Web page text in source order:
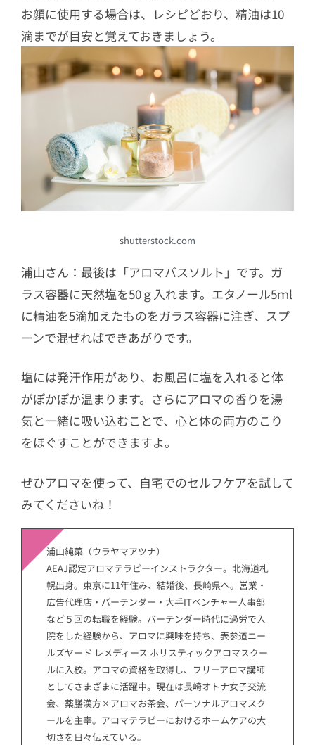
お顔に使用する場合は、レシピどおり、精油は10
滴までが目安と覚えておきましょう。
shutterstock.com
浦山さん：最後は「アロマバスソルト」です。ガ
ラス容器に天然塩を50ｇ入れます。エタノール5ｍl
に精油を5滴加えたものをガラス容器に注ぎ、スプ
ーンで混ぜればできあがりです。
塩には発汗作用があり、お風呂に塩を入れると体
がぽかぽか温まります。さらにアロマの香りを湯
気と一緒に吸い込むことで、心と体の両方のこり
をほぐすことができますよ。
ぜひアロマを使って、自宅でのセルフケアを試して
みてくださいね！
浦山純菜（ウラヤマアツナ）
AEAJ認定アロマテラピーインストラクター。北海道札
幌出身。東京に11年住み、結婚後、長崎県へ。営業・
広告代理店・バーテンダー・大手ITベンチャー人事部
など５回の転職を経験。バーテンダー時代に過労で入
院をした経験から、アロマに興味を持ち、表参道ニー
ルズヤード レメディース ホリスティックアロマスクー
ルに入校。アロマの資格を取得し、フリーアロマ講師
としてさまざまに活躍中。現在は長崎オトナ女子交流
会、薬膳漢方×アロマお茶会、パーソナルアロマスク
ールを主宰。アロマテラピーにおけるホームケアの大
切さを日々伝えている。